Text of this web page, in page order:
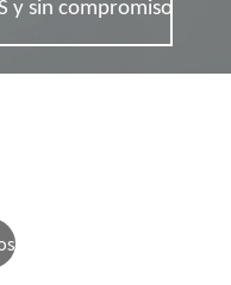
y sin compromiso